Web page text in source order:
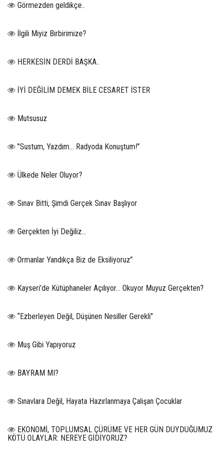
Görmezden geldikçe..
İlgili Miyiz Birbirimize?
HERKESİN DERDİ BAŞKA..
İYİ DEĞİLİM DEMEK BİLE CESARET İSTER
Mutsusuz
"Sustum, Yazdım... Radyoda Konuştum!"
Ülkede Neler Oluyor?
Sınav Bitti, Şimdi Gerçek Sınav Başlıyor
Gerçekten İyi Değiliz...
Ormanlar Yandıkça Biz de Eksiliyoruz”
Kayseri’de Kütüphaneler Açılıyor… Okuyor Muyuz Gerçekten?
“Ezberleyen Değil, Düşünen Nesiller Gerekli”
Muş Gibi Yapıyoruz
BAYRAM MI?
Sınavlara Değil, Hayata Hazırlanmaya Çalışan Çocuklar
EKONOMİ, TOPLUMSAL ÇÜRÜME VE HER GÜN DUYDUĞUMUZ
KÖTÜ OLAYLAR: NEREYE GİDİYORUZ?